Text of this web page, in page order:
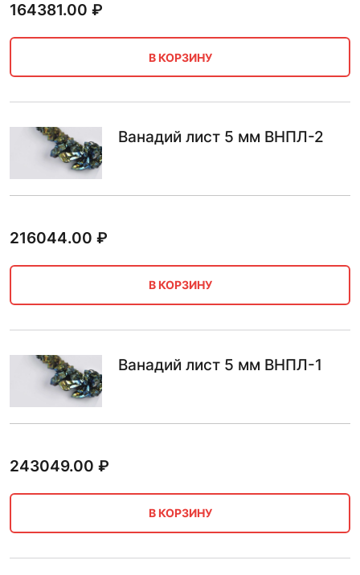
164381.00 ₽
В КОРЗИНУ
Ванадий лист 5 мм ВНПЛ-2
216044.00 ₽
В КОРЗИНУ
Ванадий лист 5 мм ВНПЛ-1
243049.00 ₽
В КОРЗИНУ